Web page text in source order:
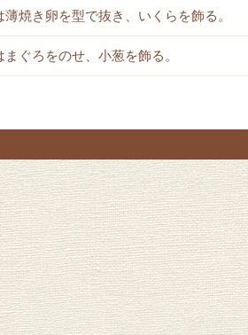
薄焼き卵を型で抜き、いくらを飾る。
まぐろをのせ、小葱を飾る。